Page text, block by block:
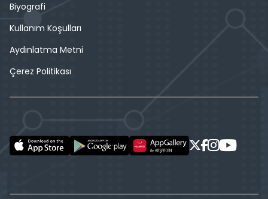
Biyografi
Kullanım Koşulları
Aydınlatma Metni
Çerez Politikası